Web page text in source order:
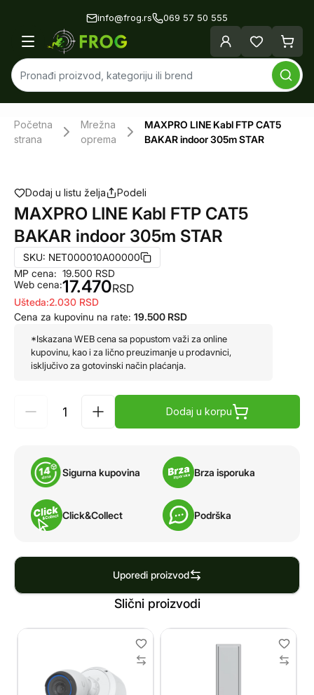
info@frog.rs 069 57 50 555
Početna
strana
Mrežna
oprema
MAXPRO LINE Kabl FTP CAT5
BAKAR indoor 305m STAR
Dodaj u listu želja Podeli
MAXPRO LINE Kabl FTP CAT5
BAKAR indoor 305m STAR
SKU: NET000010A00000
MP cena:
Web cena:
19.500 RSD
17.470RSD
Ušteda:2.030 RSD
Cena za kupovinu na rate: 19.500 RSD
*Iskazana WEB cena sa popustom važi za online
kupovinu, kao i za lično preuzimanje u prodavnici,
isključivo za gotovinski način plaćanja.
Dodaj u korpu
Sigurna kupovina Brza isporuka
Click&Collect Podrška
Uporedi proizvod
Slični proizvodi